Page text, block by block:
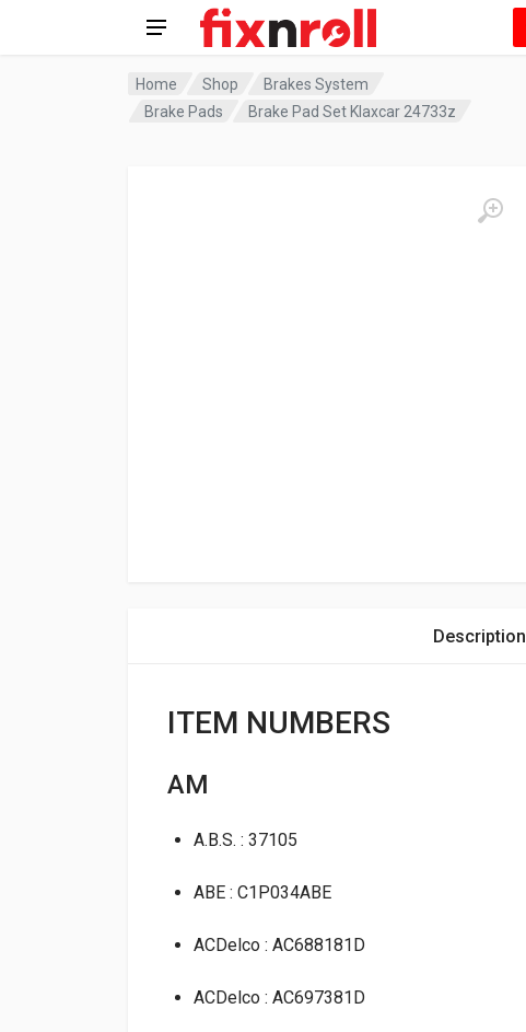
Home Shop
Brakes System
Brake Pads
Brake Pad Set Klaxcar 24733z
Description
ITEM NUMBERS
AM
A.B.S. : 37105
ABE : C1P034ABE
ACDelco : AC688181D
ACDelco : AC697381D